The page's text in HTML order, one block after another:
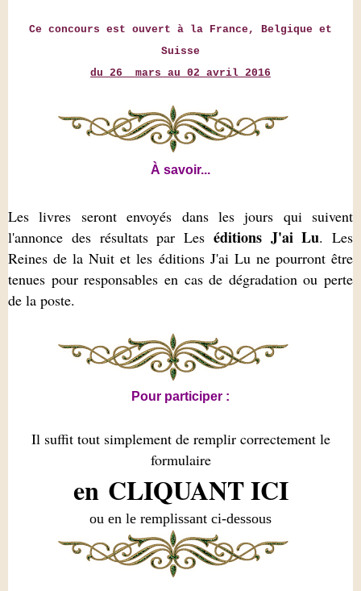
Ce concours est ouvert à la France, Belgique et
Suisse
du 26 mars au 02 avril 2016
À savoir...
Les livres seront envoyés dans les jours qui suivent
l'annonce des résultats par Les éditions J'ai Lu. Les
Reines de la Nuit et les éditions J'ai Lu ne pourront être
tenues pour responsables en cas de dégradation ou perte
de la poste.
Pour participer :
Il suffit tout simplement de remplir correctement le
formulaire
en CLIQUANT ICI
ou en le remplissant ci-dessous